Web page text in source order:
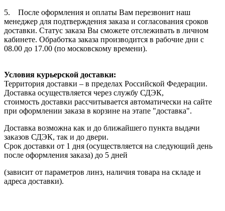
5. После оформления и оплаты Вам перезвонит наш
менеджер для подтверждения заказа и согласования сроков
доставки. Статус заказа Вы сможете отслеживать в личном
кабинете. Обработка заказа производится в рабочие дни с
08.00 до 17.00 (по московскому времени).
Условия курьерской доставки:
Территория доставки – в пределах Российской Федерации.
Доставка осуществляется через службу СДЭК,
стоимость доставки рассчитывается автоматически на сайте
при оформлении заказа в корзине на этапе "доставка".
Доставка возможна как и до ближайшего пункта выдачи
заказов СДЭК, так и до двери.
Срок доставки от 1 дня (осуществляется на следующий день
после оформления заказа) до 5 дней
(зависит от параметров линз, наличия товара на складе и
адреса доставки).